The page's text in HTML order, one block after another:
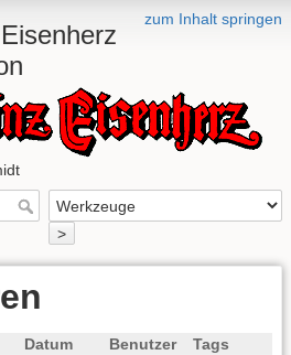
zum Inhalt springen
>
Datum Benutzer Tags